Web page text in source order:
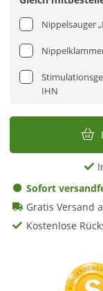
Nippelsauger
IHN
Sofort
Gratis Versand
Kostenlose